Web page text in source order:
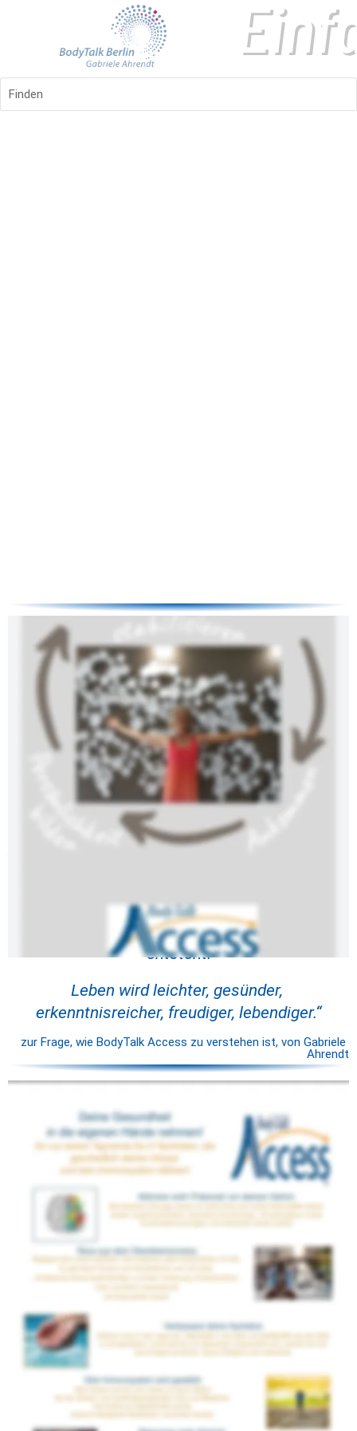
Finden
Meine Vision für BodyTalk Access
„Ein Tag und damit ein Werkzeug für das ganze
Leben!
Meine Vision ist, in jedem Haushalt einen
BodyTalk Access Anwender für die tägliche
Ordnung im Körper zu haben.
Selbst-Fürsorge, so wie man sich täglich die
Zähne putzt, duscht
oder den Briefkasten leert!
des Körpers an der Basis, so dass mehr
Energie für das Leben und die Gesundheit
entsteht.
Leben wird leichter, gesünder,
erkenntnisreicher, freudiger, lebendiger.“
zur Frage, wie BodyTalk Access zu verstehen ist, von Gabriele
Ahrendt
Hier stehen meine nächsten beiden
Veranstaltungstermine.
Eine Übersicht aller aktuell veröffentlichen
Veranstaltungen
finden Sie unter dem Menüpunkt Termine.
Möchten Sie mehr Erfahrungsberichte* haben,
oder haben Sie Fragen
rufen Sie mich gerne an oder schreiben mir